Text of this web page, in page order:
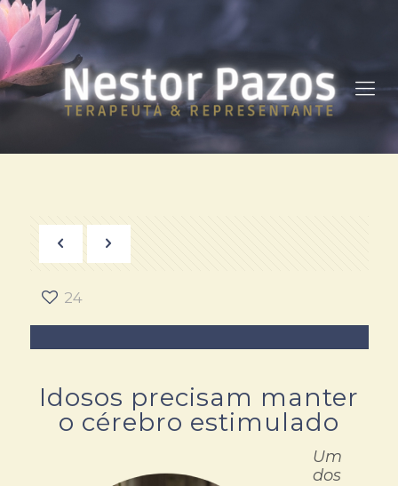
24
Idosos precisam manter
o cérebro estimulado
Um
dos